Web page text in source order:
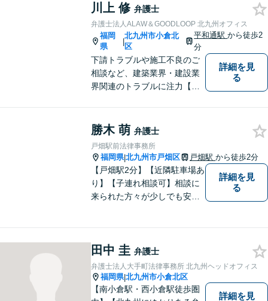
面を乗り越える手助けをして
まいります。まずはお気軽に
ご相談ください。
川上 修 弁護士
弁護士法人ALAW＆GOODLOOP 北九州オフィス
福岡
県
|
北九州市小倉北
区
平和通駅から徒歩2
分
下請トラブルや施工不良のご
相談など、建築業界・建設業
界関連のトラブルに注力【企
のご相談はお任せください
【夜間・休日対応可】M&A、
株式発行も対応【小倉駅3分】
詳細を見
る
勝木 萌 弁護士
戸畑駅前法律事務所
福岡県|北九州市戸畑区 戸畑駅 から徒歩2分
【戸畑駅2分】【近隣駐車場あ
り】【子連れ相談可】相談に
来られた方々が少しでも安心
問題を理解し、最適な解決策
を提案し、説明できるよう努
めています。
詳細を見
る
田中 圭 弁護士
弁護士法人大手町法律事務所 北九州ヘッドオフィス
福岡県|北九州市小倉北区
【南小倉駅・西小倉駅徒歩圏
詳細を見